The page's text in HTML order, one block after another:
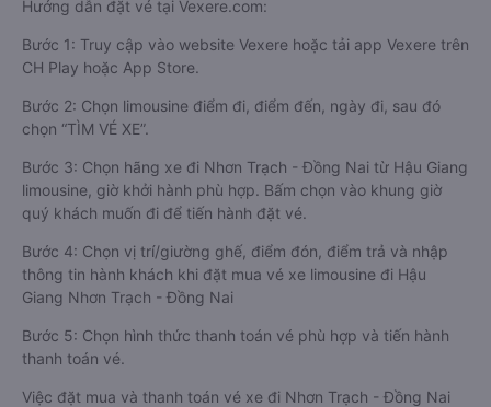
Hướng dẫn đặt vé tại Vexere.com:
Bước 1: Truy cập vào website Vexere hoặc tải app Vexere trên
CH Play hoặc App Store.
Bước 2: Chọn limousine điểm đi, điểm đến, ngày đi, sau đó
chọn “TÌM VÉ XE”.
Bước 3: Chọn hãng xe đi Nhơn Trạch - Đồng Nai từ Hậu Giang
limousine, giờ khởi hành phù hợp. Bấm chọn vào khung giờ
quý khách muốn đi để tiến hành đặt vé.
Bước 4: Chọn vị trí/giường ghế, điểm đón, điểm trả và nhập
thông tin hành khách khi đặt mua vé xe limousine đi Hậu
Giang Nhơn Trạch - Đồng Nai
Bước 5: Chọn hình thức thanh toán vé phù hợp và tiến hành
thanh toán vé.
Việc đặt mua và thanh toán vé xe đi Nhơn Trạch - Đồng Nai